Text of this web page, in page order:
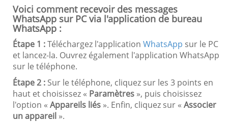
Voici comment recevoir des messages
WhatsApp sur PC via l'application de bureau
WhatsApp :
Étape 1 :Téléchargez l'application WhatsApp sur le PC
et lancez-la. Ouvrez également l'application WhatsApp
sur le téléphone.
Étape 2 : Sur le téléphone, cliquez sur les 3 points en
haut et choisissez « Paramètres », puis choisissez
l'option « Appareils liés ». Enfin, cliquez sur « Associer
un appareil ».